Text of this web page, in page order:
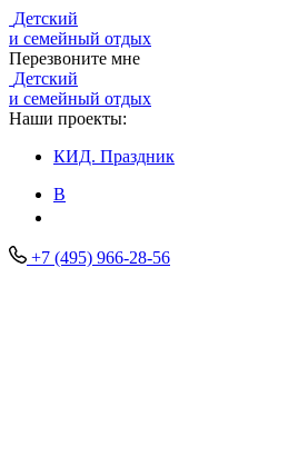
Детский
и семейный отдых
Перезвоните мне
Детский
и семейный отдых
Наши проекты:
КИД. Праздник
В
+7 (495) 966-28-56